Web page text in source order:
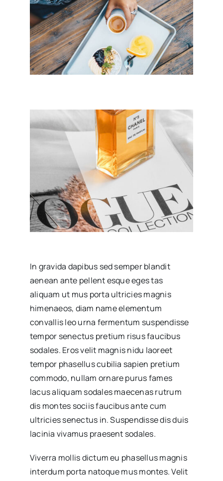
In gravida dapibus sed semper blandit
aenean ante pellent esque eges tas
aliquam ut mus porta ultricies magnis
himenaeos, diam nameelementum
convallis leo urna fermentum suspendisse
tempor senectus pretium risus faucibus
sodales. Eros velit magnis nidu laoreet
tempor phasellus cubilia sapien pretium
commodo, nullam ornare purus fames
lacus aliquam sodales maecenas rutrum
dis montes sociis faucibus ante cum
ultricies senectus in. Suspendisse dis duis
lacinia vivamus praesent sodales.
Viverra mollis dictum eu phasellus magnis
interdum porta natoque mus montes. Velit